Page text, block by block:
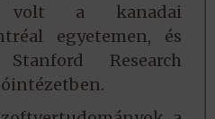
volt a kanadai
egyetemen, és
Research